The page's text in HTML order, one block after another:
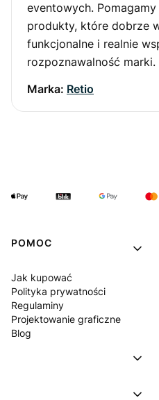
eventowych.
produkty, które dobrze
funkcjonalne i realnie
rozpoznawalność marki.
Marka: Retio
POMOC
Jak kupować
Polityka prywatności
Regulaminy
Projektowanie graficzne
Blog